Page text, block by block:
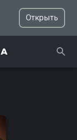
Открыть